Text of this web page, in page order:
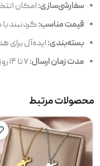
سفارشی‌سازی:امکان
قیمت مناسب:گردنبند
بسته‌بندی:ایده‌آل برای
مدت زمان ارسال:
محصولات مرتبط